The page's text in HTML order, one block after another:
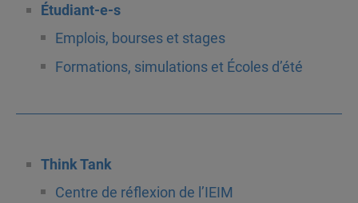
Étudiant-e-s
Emplois, bourses et stages
Formations, simulations et Écoles d’été
Think Tank
Centre de réflexion de l’IEIM